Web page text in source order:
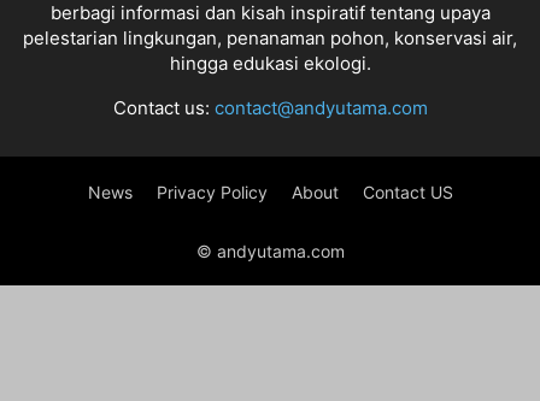
berbagi informasi dan kisah inspiratif tentang upaya
pelestarian lingkungan, penanaman pohon, konservasi air,
hingga edukasi ekologi.
Contact us: contact@andyutama.com
News Privacy Policy About Contact US
© andyutama.com